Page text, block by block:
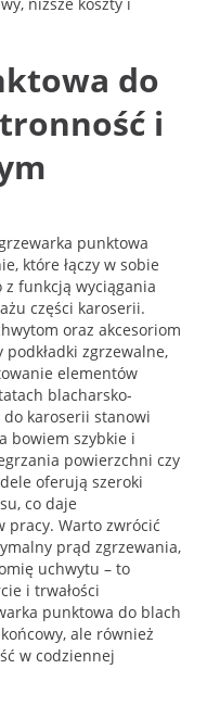
do
i
punktowa
które łączy w sobie
funkcją wyciągania
części karoserii.
oraz akcesoriom
podkładki zgrzewalne,
elementów
blacharsko-
karoserii stanowi
bowiem szybkie i
powierzchni czy
oferują szeroki
co daje
pracy. Warto zwrócić
prąd zgrzewania,
uchwytu – to
i trwałości
punktowa do blach
ale również
w codziennej